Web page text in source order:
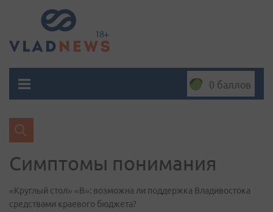
0 баллов
Симптомы понимания
«Круглый стол» «В»: возможна ли поддержка Владивостока
средствами краевого бюджета?